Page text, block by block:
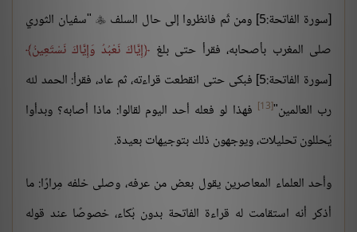
[سورة الفاتحة:5] ومن ثَم فانظروا إلى حال السلف
 "سفيان الثوري
صلى المغرب بأصحابه، فقرأ حتى بلغ
إِيَّاكَ نَعْبُدُ وَإِيَّاكَ نَسْتَعِينُ
[سورة الفاتحة:5] فبكى حتى انقطعت قراءته، ثم عاد، فقرأ: الحمد لله
رب العالمين"[13]
فهذا لو فعله أحد اليوم لقالوا: ماذا أصابه؟ وبدأوا
يُحللون تحليلات، ويوجهون ذلك بتوجيهات بعيدة.
وأحد العلماء المعاصرين يقول بعض من عرفه، وصلى خلفه مِرارًا: ما
أذكر أنه استقامت له قراءة الفاتحة بدون بُكاء، خصوصًا عند قوله